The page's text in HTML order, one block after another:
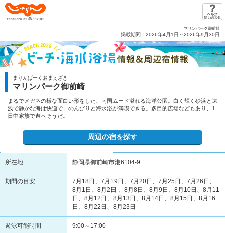
マリンパーク御前崎
掲載期間：2026年4月1日～2026年9月30日
まりんぱーくおまえざき
マリンパーク御前崎
まるでメガネの様な面白い形をした、南国ムード溢れる海洋公園。白く輝く砂浜と遠
浅で静かな海は快適で、のんびりと海水浴が満喫できる。多目的広場などもあり、1
日中家族で遊べそうだ。
周辺の宿を探す
所在地 静岡県御前崎市港6104-9
期間の目安
7月18日、7月19日、7月20日、7月25日、7月26日、
8月1日、8月2日 、8月8日、8月9日、8月10日、8月11
日、8月12日、8月13日、8月14日、8月15日、8月16
日、8月22日、8月23日
遊泳可能時間 9:00～17:00